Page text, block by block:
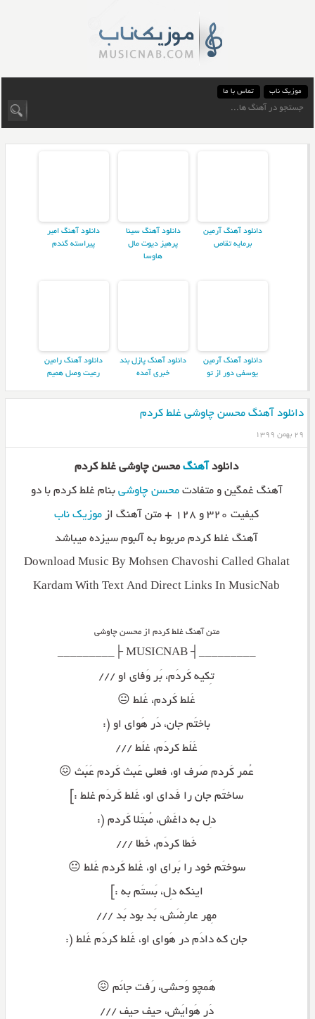
موزیک ناب تماس با ما
دانلود آهنگ آرمین
برمایه تقاص
دانلود آهنگ سینا
پرهیز دیوت مال
هاوسا
دانلود آهنگ امیر
پیراسته گندم
دانلود آهنگ آرمین
یوسفی دور از تو
دانلود آهنگ پازل بند
خبری آمده
دانلود آهنگ رامین
رعیت وصل همیم
دانلود آهنگ محسن چاوشی غلط کردم
۲۹ بهمن ۱۳۹۹
دانلود آهنگمحسن چاوشی غلط کردم
آهنگ غمگین و متفادتمحسن چاوشی بنام غلط کردم با دو
کیفیت ۳۲۰ و ۱۲۸ + متن آهنگ از
موزیک ناب
آهنگ غلط کردم مربوط به آلبوم سیزده میباشد
Download Music By Mohsen Chavoshi Called Ghalat
Kardam With Text And Direct Links In MusicNab
متن آهنگ غلط کردم از محسن چاوشی
_________┤ MUSICNAB ├_________
تِکیه کَردَم، بَر وَفای او ///
غَلط کَردم، غَلط 😐
باختَم جان، دَر هَوای او (:
غَلَط کردَم، غلَط ///
عُمر کَردم صَرف او، فعلی عَبث کَردم عَبَث 😖
ساختَم جان را فَدای او، غَلط کَردَم غلط :]
دِل به داغَش، مُبتَلا کَردم (:
خَطا کردَم، خَطا ///
سوختَم خود را بَرای او، غَلط کَردم غَلط 😐
اینکه دِل، بَستَم به :]
مِهر عارِضَش، بَد بود بَد ///
جان که دادَم در هَوای او، غَلط کردَم غَلط (:
هَمچو وَحشی، رَفت جانَم 😖
دَر هَوایَش، حیف حیف ///